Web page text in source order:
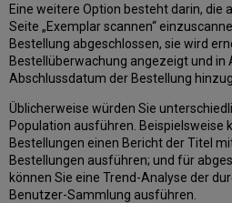
(Request
Date)
Abschlussdatum
der
Bestellung
(Request
Completion
Date)
Besitzende
Bibliothek
(Owning
Eine weitere Option besteht darin, die
Seite „Exemplar scannen“
Bestellung abgeschlossen, sie wird
Bestellüberwachung angezeigt und in
Abschlussdatum der Bestellung
Üblicherweise würden Sie
Population ausführen. Beispielsweise
Bestellungen einen Bericht der Titel
Bestellungen ausführen; und für
können Sie eine Trend-Analyse der
Benutzer-Sammlung ausführen.